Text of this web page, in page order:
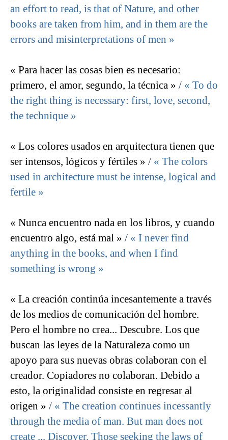
an effort to read, is that of Nature, and other
books are taken from him, and in them are the
errors and misinterpretations of men »
« Para hacer las cosas bien es necesario:
primero, el amor, segundo, la técnica » / « To do
the right thing is necessary: ​​first, love, second,
the technique »
« Los colores usados en arquitectura tienen que
ser intensos, lógicos y fértiles » / « The colors
used in architecture must be intense, logical and
fertile »
« Nunca encuentro nada en los libros, y cuando
encuentro algo, está mal » / « I never find
anything in the books, and when I find
something is wrong »
« La creación continúa incesantemente a través
de los medios de comunicación del hombre.
Pero el hombre no crea... Descubre. Los que
buscan las leyes de la Naturaleza como un
apoyo para sus nuevas obras colaboran con el
creador. Copiadores no colaboran. Debido a
esto, la originalidad consiste en regresar al
origen » / « The creation continues incessantly
through the media of man. But man does not
create ... Discover. Those seeking the laws of